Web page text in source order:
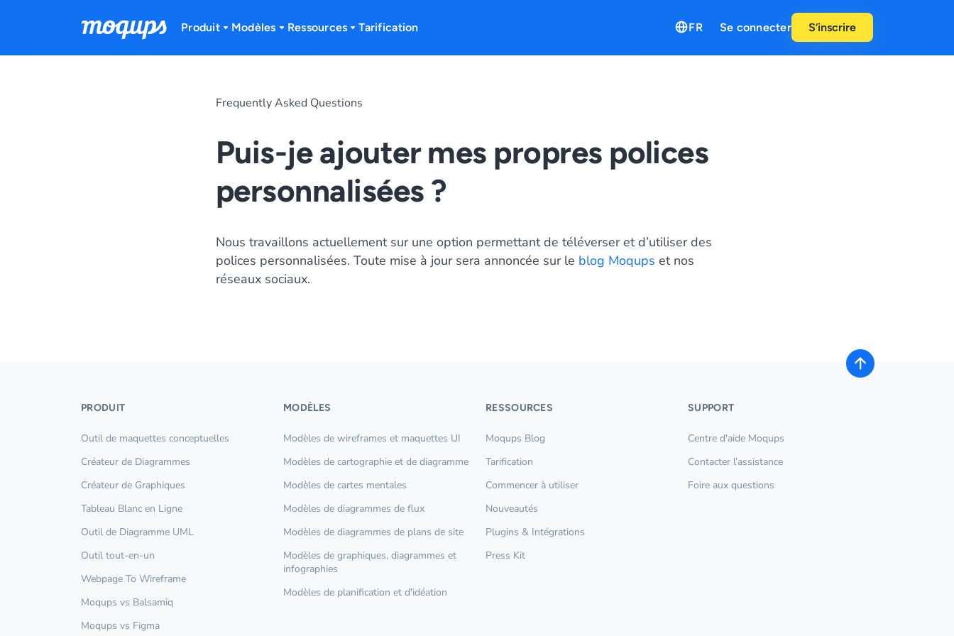
Produit Modèles Ressources Tarification FR Se connecter S’inscrire
Frequently Asked Questions
Puis-je ajouter mes propres polices
personnalisées ?
Nous travaillons actuellement sur une option permettant de téléverser et d’utiliser des
polices personnalisées. Toute mise à jour sera annoncée sur le blog Moqups et nos
réseaux sociaux.
PRODUIT
Outil de maquettes conceptuelles
Créateur de Diagrammes
Créateur de Graphiques
Tableau Blanc en Ligne
Outil de Diagramme UML
Outil tout-en-un
Webpage To Wireframe
Moqups vs Balsamiq
Moqups vs Figma
MODÈLES
Modèles de wireframes et maquettes UI
Modèles de cartographie et de diagramme
Modèles de cartes mentales
Modèles de diagrammes de flux
Modèles de diagrammes de plans de site
Modèles de graphiques, diagrammes et
infographies
Modèles de planification et d'idéation
RESSOURCES
Moqups Blog
Tarification
Commencer à utiliser
Nouveautés
Plugins & Intégrations
Press Kit
SUPPORT
Centre d'aide Moqups
Contacter l’assistance
Foire aux questions